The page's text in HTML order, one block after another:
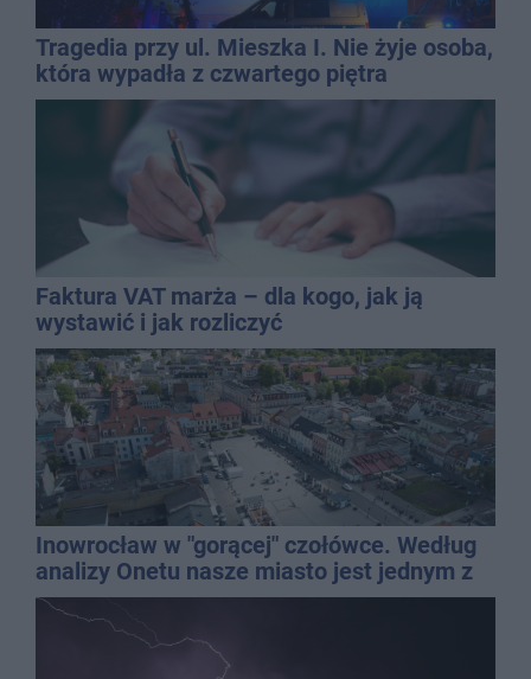
Tragedia przy ul. Mieszka I. Nie żyje osoba,
która wypadła z czwartego piętra
Faktura VAT marża – dla kogo, jak ją
wystawić i jak rozliczyć
Inowrocław w "gorącej" czołówce. Według
analizy Onetu nasze miasto jest jednym z
najbardziej narażonych na upały